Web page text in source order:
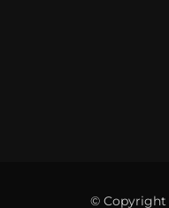
© Copyright